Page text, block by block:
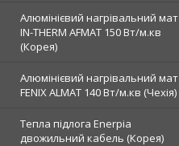
Алюмінієвий нагрівальний мат
IN-THERM AFMAT 150 Вт/м.кв
(Корея)
Алюмінієвий нагрівальний мат
FENIX ALMAT 140 Вт/м.кв (Чехія)
Тепла підлога Enerpia
двожильний кабель (Корея)